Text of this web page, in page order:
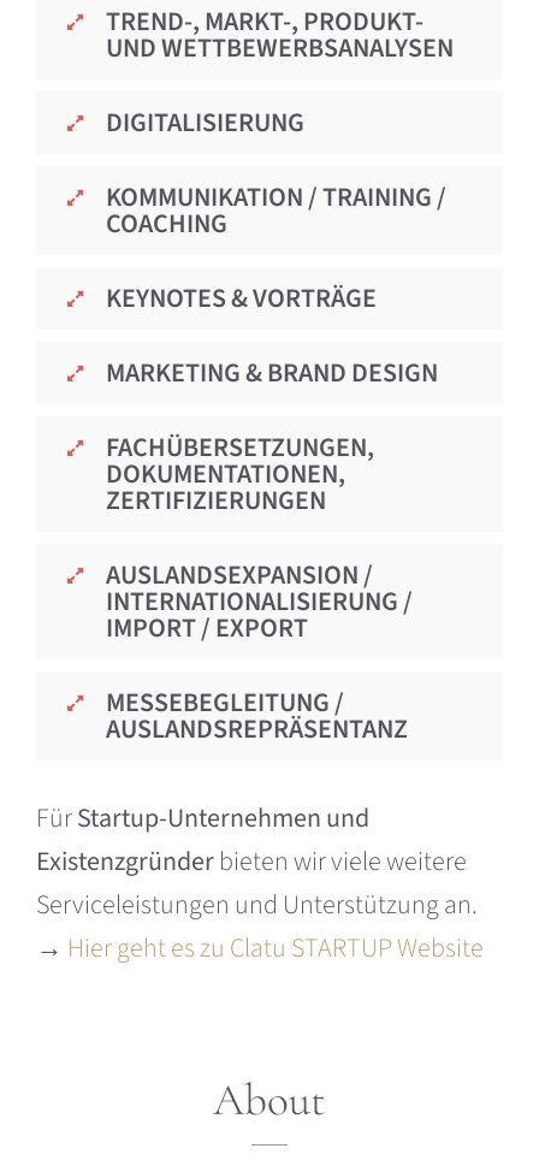
TREND-, MARKT-, PRODUKT-
UND WETTBEWERBSANALYSEN
DIGITALISIERUNG
KOMMUNIKATION / TRAINING /
COACHING
KEYNOTES & VORTRÄGE
MARKETING & BRAND DESIGN
FACHÜBERSETZUNGEN,
DOKUMENTATIONEN,
ZERTIFIZIERUNGEN
AUSLANDSEXPANSION /
INTERNATIONALISIERUNG /
IMPORT / EXPORT
MESSEBEGLEITUNG /
AUSLANDSREPRÄSENTANZ
FürStartup-Unternehmen und
Existenzgründerbieten wir viele weitere
Serviceleistungen und Unterstützung an.
→ Hier geht es zu Clatu STARTUP Website
About